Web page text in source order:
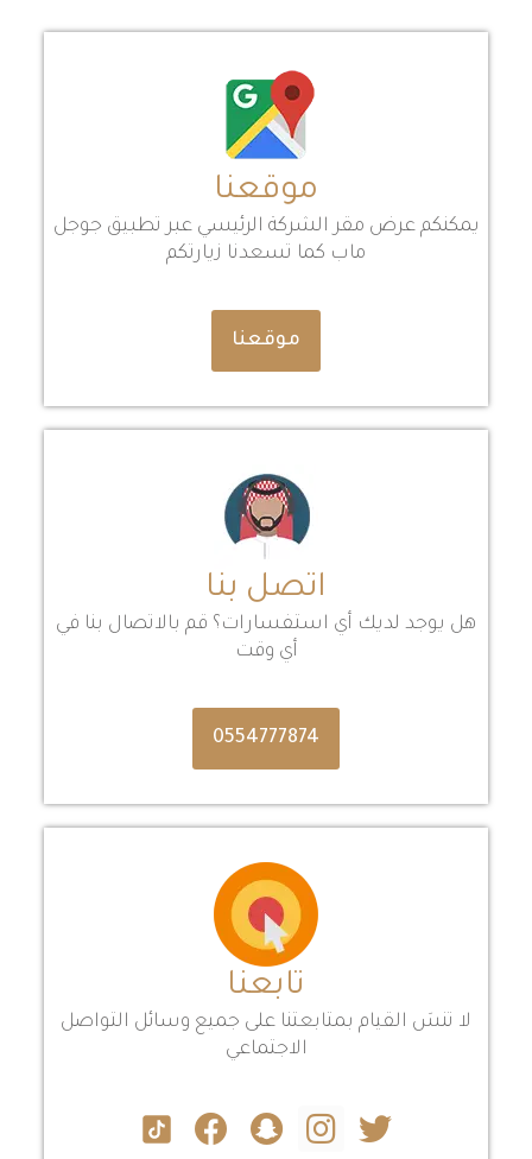
موقعنا
يمكنكم عرض مقر الشركة الرئيسي عبر تطبيق جوجل
ماب كما تسعدنا زيارتكم
موقعنا
اتصل بنا
هل يوجد لديك أي استفسارات؟ قم بالاتصال بنا في
أي وقت
0554777874
تابعنا
لا تنسَ القيام بمتابعتنا على جميع وسائل التواصل
الاجتماعي